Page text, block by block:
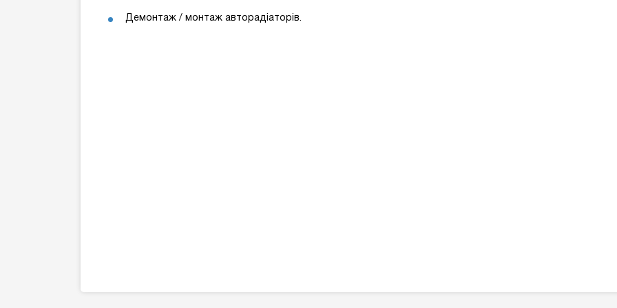
Демонтаж / монтаж авторадіаторів.